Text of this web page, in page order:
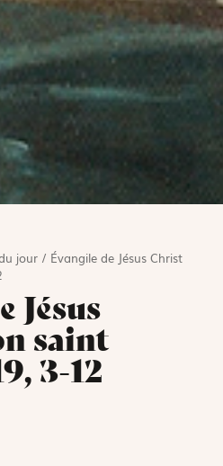
jour / Évangile de Jésus Christ
Jésus
saint
3-12